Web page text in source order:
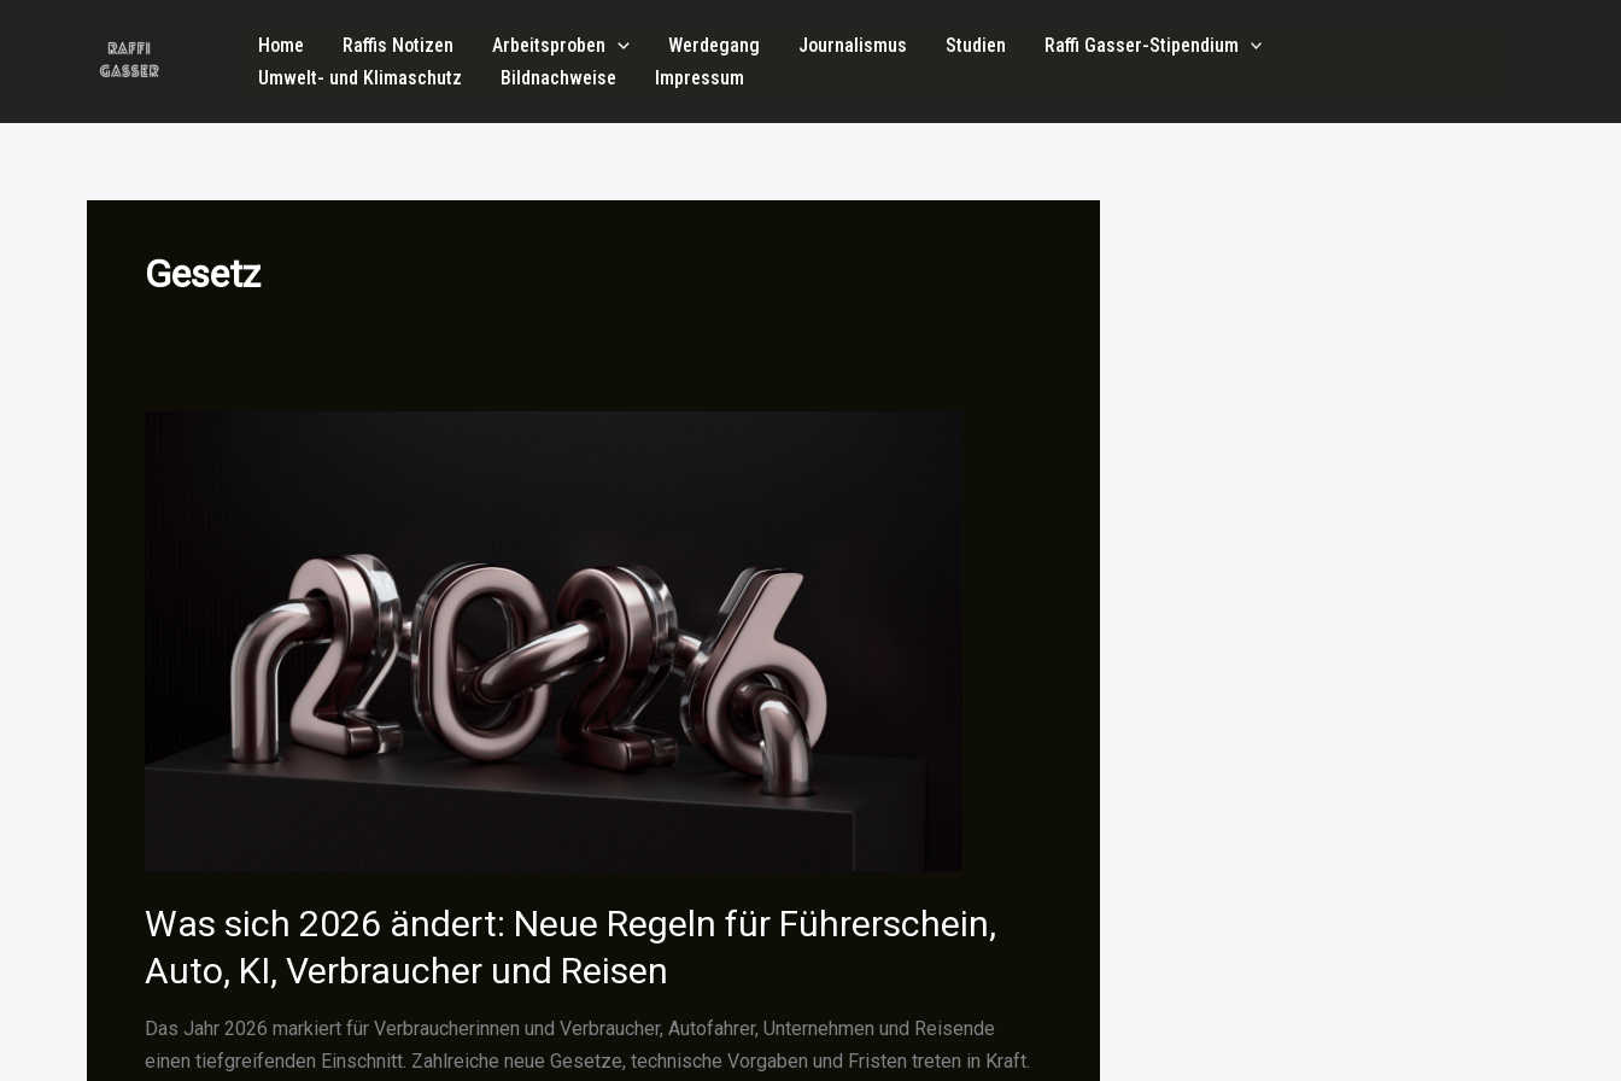
Home Raffis Notizen Arbeitsproben Werdegang Journalismus Studien
Raffi Gasser-Stipendium
Umwelt- und Klimaschutz
Bildnachweise Impressum
Gesetz
Was sich 2026 ändert: Neue Regeln für Führerschein,
Auto, KI, Verbraucher und Reisen
Das Jahr 2026 markiert für Verbraucherinnen und Verbraucher, Autofahrer, Unternehmen und Reisende
einen tiefgreifenden Einschnitt. Zahlreiche neue Gesetze, technische Vorgaben und Fristen treten in Kraft.